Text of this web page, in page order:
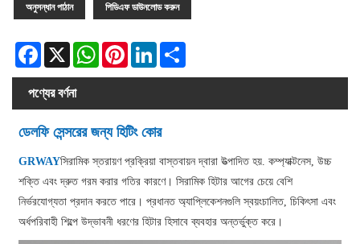
অনুসন্ধান পাঠান পিডিএফ ডাউনলোড করুন
Facebook
X WhatsAppPinterestLinkedIn
পণ্যের বর্ণনা
ডেলফি সেন্সরের জন্য হিটিং কোর
GRWAYসিরামিক স্তরায়ণ প্রক্রিয়া বাস্তবায়ন দ্বারা উত্পাদিত হয়. কম্প্যাক্টনেস, উচ্চ
শক্তি এবং দ্রুত গরম করার গতির কারণে। সিরামিক হিটার আগের চেয়ে বেশি
নির্ভরযোগ্যতা প্রদান করতে পারে। প্রধানত অ্যাপ্লিকেশনগুলি স্বয়ংচালিত, চিকিৎসা এবং
অর্ধপরিবাহী শিল্পে উদ্ভাবনী ধরণের হিটার হিসাবে ব্যবহার অন্তর্ভুক্ত করে।